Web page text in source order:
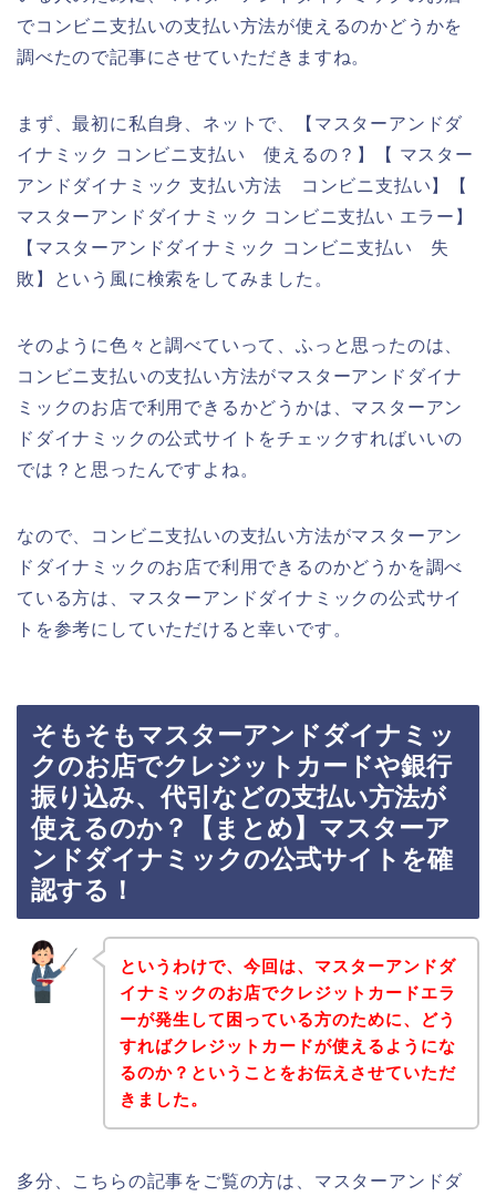
でコンビニ支払いの支払い方法が使えるのかどうかを
調べたので記事にさせていただきますね。
まず、最初に私自身、ネットで、【マスターアンドダ
イナミック コンビニ支払い 使えるの？】【 マスター
アンドダイナミック 支払い方法 コンビニ支払い】【
マスターアンドダイナミック コンビニ支払い エラー】
【マスターアンドダイナミック コンビニ支払い 失
敗】という風に検索をしてみました。
そのように色々と調べていって、ふっと思ったのは、
コンビニ支払いの支払い方法がマスターアンドダイナ
ミックのお店で利用できるかどうかは、マスターアン
ドダイナミックの公式サイトをチェックすればいいの
では？と思ったんですよね。
なので、コンビニ支払いの支払い方法がマスターアン
ドダイナミックのお店で利用できるのかどうかを調べ
ている方は、マスターアンドダイナミックの公式サイ
トを参考にしていただけると幸いです。
そもそもマスターアンドダイナミッ
クのお店でクレジットカードや銀行
振り込み、代引などの支払い方法が
使えるのか？【まとめ】マスターア
ンドダイナミックの公式サイトを確
認する！
というわけで、今回は、マスターアンドダ
イナミックのお店でクレジットカードエラ
ーが発生して困っている方のために、どう
すればクレジットカードが使えるようにな
るのか？ということをお伝えさせていただ
きました。
多分、こちらの記事をご覧の方は、マスターアンドダ